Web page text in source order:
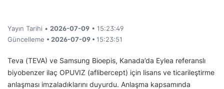
Yayın Tarihi • 2026-07-09 • 15:23:49
Güncelleme • 2026-07-09 • 15:23:51
Teva (TEVA) ve Samsung Bioepis, Kanada’da Eylea referanslı
biyobenzer ilaç OPUVIZ (aflibercept) için lisans ve ticarileştirme
anlaşması imzaladıklarını duyurdu. Anlaşma kapsamında